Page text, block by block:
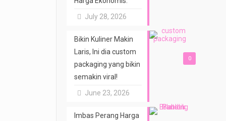
July 28, 2026
0
Bikin Kuliner Makin
Laris, Ini dia custom
packaging yang bikin
semakin viral!
June 23, 2026
Imbas Perang Harga